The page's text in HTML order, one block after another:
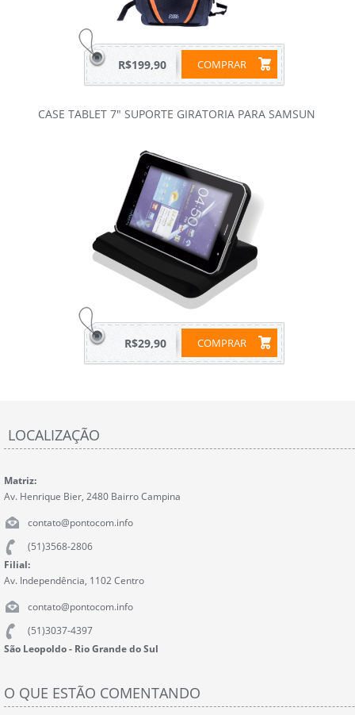
COMPRAR
R$199,90
CASE TABLET 7" SUPORTE GIRATORIA PARA SAMSUN
COMPRAR
R$29,90
LOCALIZAÇÃO
Matriz:
Av. Henrique Bier, 2480 Bairro Campina
contato@pontocom.info
(51)3568-2806
Filial:
Av. Independência, 1102 Centro
contato@pontocom.info
(51)3037-4397
São Leopoldo - Rio Grande do Sul
O QUE ESTÃO COMENTANDO